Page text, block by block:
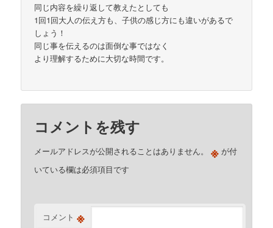
同じ内容を繰り返して教えたとしても
1回1回大人の伝え方も、子供の感じ方にも違いがあるで
しょう！
同じ事を伝えるのは面倒な事ではなく
より理解するために大切な時間です。
コメントを残す
メールアドレスが公開されることはありません。 ※ が付
いている欄は必須項目です
コメント ※